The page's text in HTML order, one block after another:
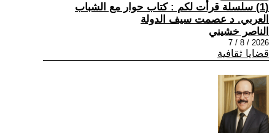
(1) سلسلة قرأت لكم : كتاب حوار مع الشباب
العربي. د عصمت سيف الدولة
الناصر خشيني
2026 / 8 / 7
قضايا ثقافية